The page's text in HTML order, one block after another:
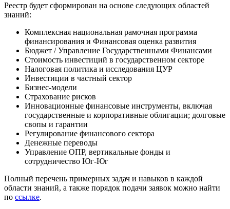
Реестр будет сформирован на основе следующих областей
знаний:
Комплексная национальная рамочная программа
финансирования и Финансовая оценка развития
Бюджет / Управление Государственными Финансами
Стоимость инвестиций в государственном секторе
Налоговая политика и исследования ЦУР
Инвестиции в частный сектор
Бизнес-модели
Страхование рисков
Инновационные финансовые инструменты, включая
государственные и корпоративные облигации; долговые
свопы и гарантии
Регулирование финансового сектора
Денежные переводы
Управление ОПР, вертикальные фонды и
сотрудничество Юг-Юг
Полный перечень примерных задач и навыков в каждой
области знаний, а также порядок подачи заявок можно найти
по ссылке.